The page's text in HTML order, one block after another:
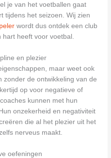
je van het voetballen gaat
tijdens het seizoen. Wij zien
wordt dus ontdek een club
heeft voor voetbal.
en plezier
maar weet ook
zonder de ontwikkeling van de
op voor negatieve of
kunnen met hun
onzekerheid en negativiteit
die al het plezier uit het
nerveus maakt.
oefeningen